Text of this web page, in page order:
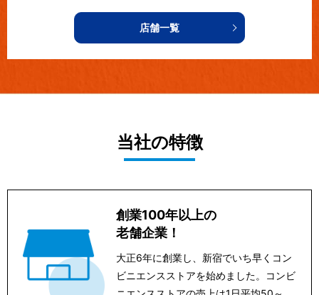
店舗一覧
当社の特徴
創業100年以上の
老舗企業！
大正6年に創業し、新宿でいち早くコン
ビニエンスストアを始めました。コンビ